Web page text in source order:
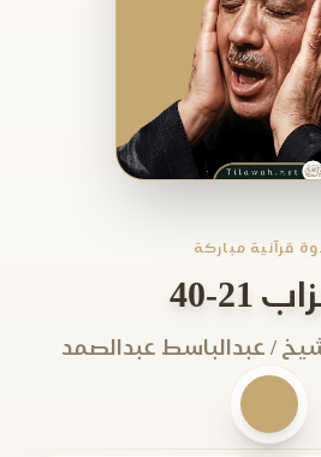
قرآنية مباركة
21-40
/ عبدالباسط عبدالصمد